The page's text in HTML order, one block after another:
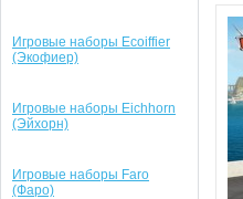
Игровые наборы Ecoiffier
(Экофиер)
Игровые наборы Eichhorn
(Эйхорн)
Игровые наборы Faro
(Фаро)